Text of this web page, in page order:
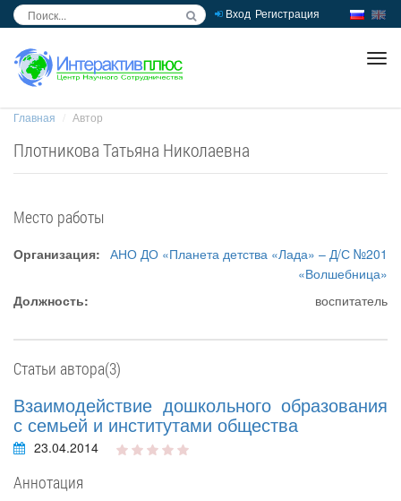
Вход Регистрация
Главная Автор
Плотникова Татьяна Николаевна
Место работы
Организация: АНО ДО «Планета детства «Лада» – Д/С №201
«Волшебница»
Должность:
воспитатель
Статьи автора(3)
Взаимодействие дошкольного образования
с семьей и институтами общества
23.04.2014
Аннотация